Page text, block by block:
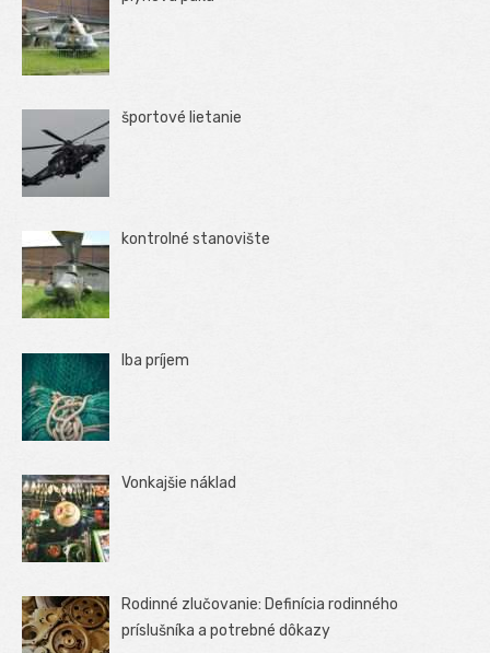
športové lietanie
kontrolné stanovište
Iba príjem
Vonkajšie náklad
Rodinné zlučovanie: Definícia rodinného
príslušníka a potrebné dôkazy